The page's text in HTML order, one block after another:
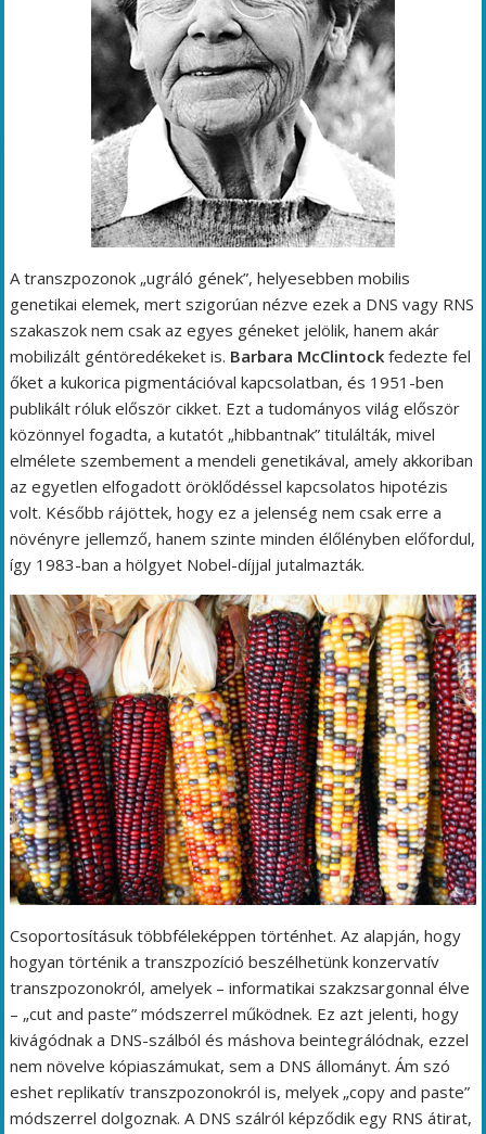
A transzpozonok „ugráló gének”, helyesebben mobilis
genetikai elemek, mert szigorúan nézve ezek a DNS vagy RNS
szakaszok nem csak az egyes géneket jelölik, hanem akár
mobilizált géntöredékeket is. Barbara McClintock fedezte fel
őket a kukorica pigmentációval kapcsolatban, és 1951-ben
publikált róluk először cikket. Ezt a tudományos világ először
közönnyel fogadta, a kutatót „hibbantnak” titulálták, mivel
elmélete szembement a mendeli genetikával, amely akkoriban
az egyetlen elfogadott öröklődéssel kapcsolatos hipotézis
volt. Később rájöttek, hogy ez a jelenség nem csak erre a
növényre jellemző, hanem szinte minden élőlényben előfordul,
így 1983-ban a hölgyet Nobel-díjjal jutalmazták.
Csoportosításuk többféleképpen történhet. Az alapján, hogy
hogyan történik a transzpozíció beszélhetünk konzervatív
transzpozonokról, amelyek – informatikai szakzsargonnal élve
– „cut and paste” módszerrel működnek. Ez azt jelenti, hogy
kivágódnak a DNS-szálból és máshova beintegrálódnak, ezzel
nem növelve kópiaszámukat, sem a DNS állományt. Ám szó
eshet replikatív transzpozonokról is, melyek „copy and paste”
módszerrel dolgoznak. A DNS szálról képződik egy RNS átirat,